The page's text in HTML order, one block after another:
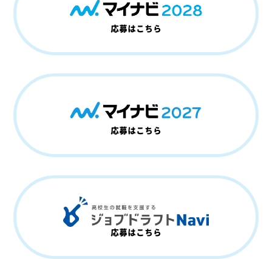
応募はこちら
応募はこちら
応募はこちら